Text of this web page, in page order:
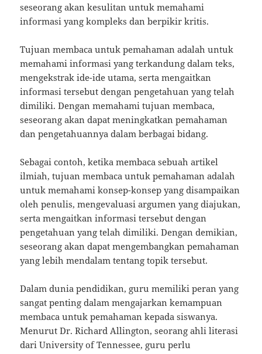
seseorang akan kesulitan untuk memahami
informasi yang kompleks dan berpikir kritis.
Tujuan membaca untuk pemahaman adalah untuk
memahami informasi yang terkandung dalam teks,
mengekstrak ide-ide utama, serta mengaitkan
informasi tersebut dengan pengetahuan yang telah
dimiliki. Dengan memahami tujuan membaca,
seseorang akan dapat meningkatkan pemahaman
dan pengetahuannya dalam berbagai bidang.
Sebagai contoh, ketika membaca sebuah artikel
ilmiah, tujuan membaca untuk pemahaman adalah
untuk memahami konsep-konsep yang disampaikan
oleh penulis, mengevaluasi argumen yang diajukan,
serta mengaitkan informasi tersebut dengan
pengetahuan yang telah dimiliki. Dengan demikian,
seseorang akan dapat mengembangkan pemahaman
yang lebih mendalam tentang topik tersebut.
Dalam dunia pendidikan, guru memiliki peran yang
sangat penting dalam mengajarkan kemampuan
membaca untuk pemahaman kepada siswanya.
Menurut Dr. Richard Allington, seorang ahli literasi
dari University of Tennessee, guru perlu